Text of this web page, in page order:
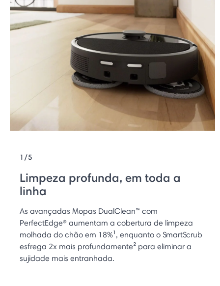
1/5
Limpeza profunda, em toda a
linha
As avançadas Mopas DualClean™ com
PerfectEdge® aumentam a cobertura de limpeza
molhada do chão em 18%¹, enquanto o SmartScrub
esfrega 2x mais profundamente² para eliminar a
sujidade mais entranhada.